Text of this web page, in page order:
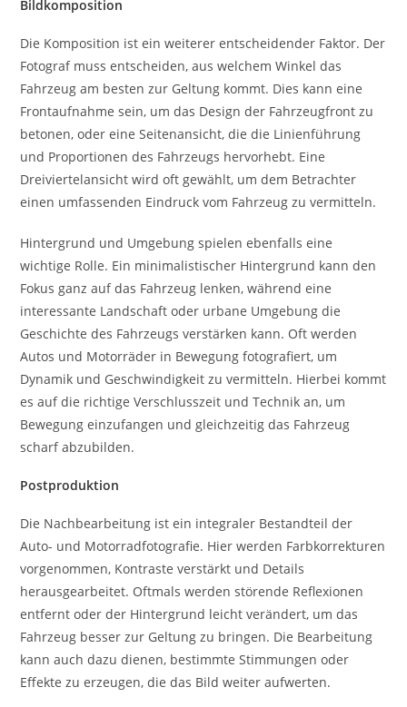
Bildkomposition
Die Komposition ist ein weiterer entscheidender Faktor. Der
Fotograf muss entscheiden, aus welchem Winkel das
Fahrzeug am besten zur Geltung kommt. Dies kann eine
Frontaufnahme sein, um das Design der Fahrzeugfront zu
betonen, oder eine Seitenansicht, die die Linienführung
und Proportionen des Fahrzeugs hervorhebt. Eine
Dreiviertelansicht wird oft gewählt, um dem Betrachter
einen umfassenden Eindruck vom Fahrzeug zu vermitteln.
Hintergrund und Umgebung spielen ebenfalls eine
wichtige Rolle. Ein minimalistischer Hintergrund kann den
Fokus ganz auf das Fahrzeug lenken, während eine
interessante Landschaft oder urbane Umgebung die
Geschichte des Fahrzeugs verstärken kann. Oft werden
Autos und Motorräder in Bewegung fotografiert, um
Dynamik und Geschwindigkeit zu vermitteln. Hierbei kommt
es auf die richtige Verschlusszeit und Technik an, um
Bewegung einzufangen und gleichzeitig das Fahrzeug
scharf abzubilden.
Postproduktion
Die Nachbearbeitung ist ein integraler Bestandteil der
Auto- und Motorradfotografie. Hier werden Farbkorrekturen
vorgenommen, Kontraste verstärkt und Details
herausgearbeitet. Oftmals werden störende Reflexionen
entfernt oder der Hintergrund leicht verändert, um das
Fahrzeug besser zur Geltung zu bringen. Die Bearbeitung
kann auch dazu dienen, bestimmte Stimmungen oder
Effekte zu erzeugen, die das Bild weiter aufwerten.